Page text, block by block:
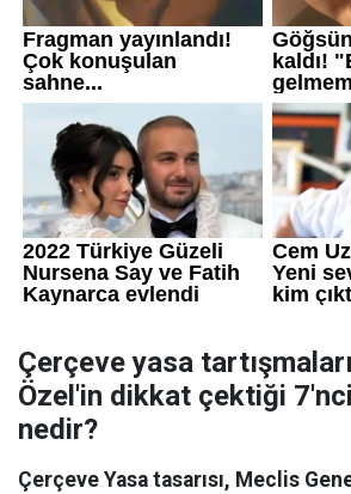
Çerçeve yasa
Özel'in dikkat çektiği
nedir?
Çerçeve Yasa tasarısı, Meclis